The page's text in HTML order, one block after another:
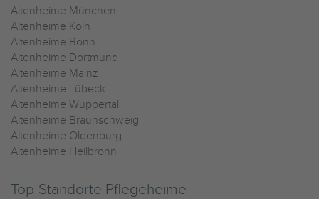
Altenheime München
Altenheime Köln
Altenheime Bonn
Altenheime Dortmund
Altenheime Mainz
Altenheime Lübeck
Altenheime Wuppertal
Altenheime Braunschweig
Altenheime Oldenburg
Altenheime Heilbronn
Top-Standorte Pflegeheime